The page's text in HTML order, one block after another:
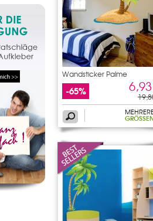
Wandsticker Palme
-65%
GRÖSSEN